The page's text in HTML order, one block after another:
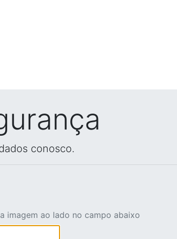
conosco.
imagem ao lado no campo abaixo